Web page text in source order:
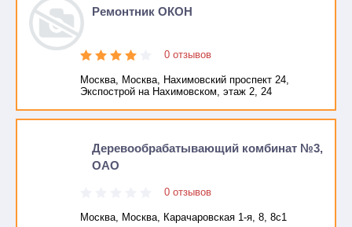
Ремонтник ОКОН
0 отзывов
Москва, Москва, Нахимовский проспект 24,
Экспострой на Нахимовском, этаж 2, 24
Деревообрабатывающий комбинат №3,
ОАО
0 отзывов
Москва, Москва, Карачаровская 1-я, 8, 8с1